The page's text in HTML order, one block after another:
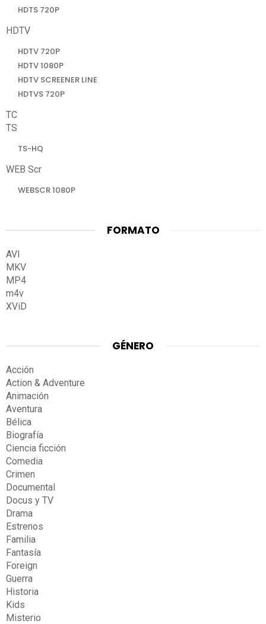
HDTS 720P
HDTV
HDTV 720P
HDTV 1080P
HDTV SCREENER LINE
HDTVS 720P
TC
TS
TS-HQ
WEB Scr
WEBSCR 1080P
FORMATO
AVI
MKV
MP4
m4v
XViD
GÉNERO
Acción
Action & Adventure
Animación
Aventura
Bélica
Biografía
Ciencia ficción
Comedia
Crimen
Documental
Docus y TV
Drama
Estrenos
Familia
Fantasía
Foreign
Guerra
Historia
Kids
Misterio